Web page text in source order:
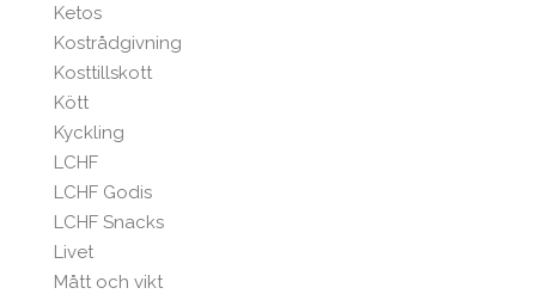
Ketos
Kostrådgivning
Kosttillskott
Kött
Kyckling
LCHF
LCHF Godis
LCHF Snacks
Livet
Mått och vikt